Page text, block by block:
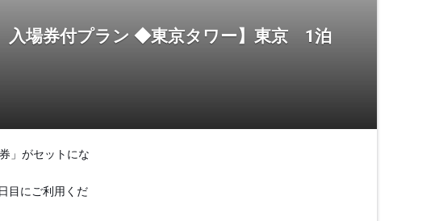
入場券付プラン ◆東京タワー】東京 1泊
」がセットにな
目にご利用くだ